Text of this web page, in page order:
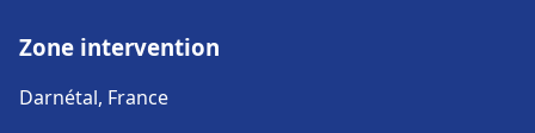
Zone intervention
Darnétal, France